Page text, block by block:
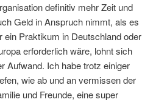
definitiv mehr Zeit und
Geld in Anspruch nimmt, als es
ein Praktikum in Deutschland oder
erforderlich wäre, lohnt sich
Aufwand. Ich habe trotz einiger
wie ab und an vermissen der
und Freunde, eine super